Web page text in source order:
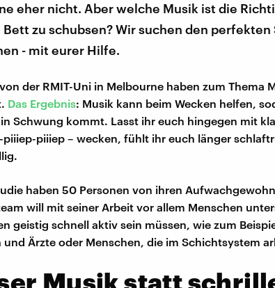
eher nicht. Aber welche Musik ist die
Bett zu schubsen? Wir suchen den perfekten
- mit eurer Hilfe.
der RMIT-Uni in Melbourne haben zum Thema
Das Ergebnis: Musik kann beim Wecken helfen,
Schwung kommt. Lasst ihr euch hingegen mit
piiiep-piiiep – wecken, fühlt ihr euch länger
haben 50 Personen von ihren
will mit seiner Arbeit vor allem Menschen
geistig schnell aktiv sein müssen, wie zum
und Ärzte oder Menschen, die im Schichtsystem
Musik statt